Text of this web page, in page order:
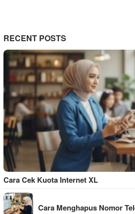
RECENT POSTS
Cara Cek Kuota Internet XL
Cara Menghapus Nomor